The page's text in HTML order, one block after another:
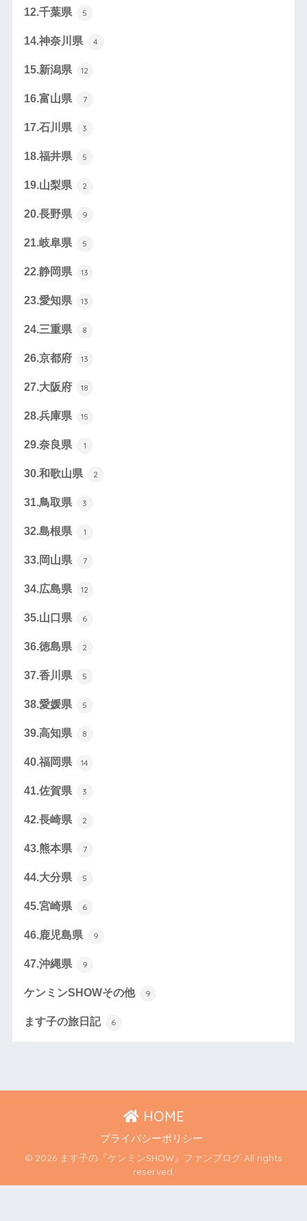
12.千葉県 5
14.神奈川県 4
15.新潟県 12
16.富山県 7
17.石川県 3
18.福井県 5
19.山梨県 2
20.長野県 9
21.岐阜県 5
22.静岡県 13
23.愛知県 13
24.三重県 8
26.京都府 13
27.大阪府 18
28.兵庫県 15
29.奈良県 1
30.和歌山県 2
31.鳥取県 3
32.島根県 1
33.岡山県 7
34.広島県 12
35.山口県 6
36.徳島県 2
37.香川県 5
38.愛媛県 5
39.高知県 8
40.福岡県 14
41.佐賀県 3
42.長崎県 2
43.熊本県 7
44.大分県 5
45.宮崎県 6
46.鹿児島県 9
47.沖縄県 9
ケンミンSHOWその他 9
ます子の旅日記 6
HOME
プライバシーポリシー
© 2026 ます子の『ケンミンSHOW』ファンブログ All rights
reserved.